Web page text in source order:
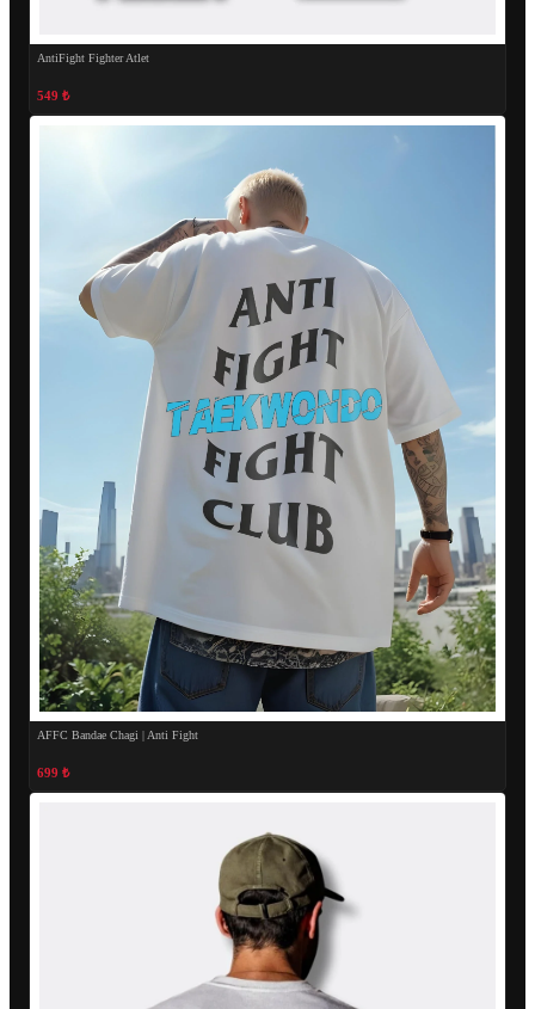
AntiFight Fighter Atlet
549 ₺
AFFC Bandae Chagi | Anti Fight
699 ₺